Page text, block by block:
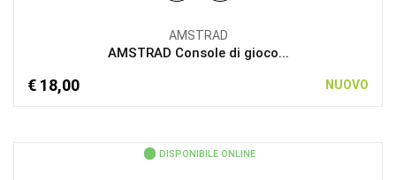
AMSTRAD
AMSTRAD Console di gioco...
€ 18,00 NUOVO
DISPONIBILE ONLINE